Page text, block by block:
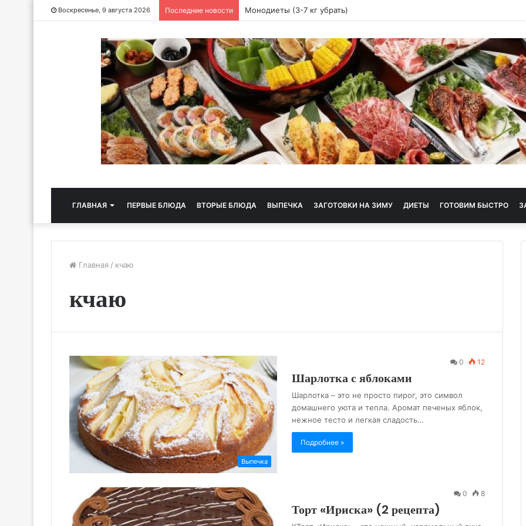
Воскресенье, 9 августа 2026 Последние новости Чайная диета
ГЛАВНАЯ ПЕРВЫЕ БЛЮДА ВТОРЫЕ БЛЮДА ВЫПЕЧКА ЗАГОТОВКИ НА ЗИМУ ДИЕТЫ ГОТОВИМ БЫСТРО
Главная / кчаю
кчаю
Выпечка
0 12
Шарлотка с яблоками
Шарлотка – это не просто пирог, это символ
домашнего уюта и тепла. Аромат печеных яблок,
нежное тесто и легкая сладость…
Подробнее »
0 8
Торт «Ириска» (2 рецепта)